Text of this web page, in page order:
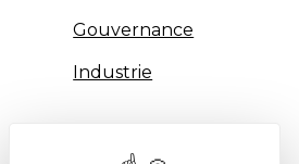
Gouvernance
Industrie